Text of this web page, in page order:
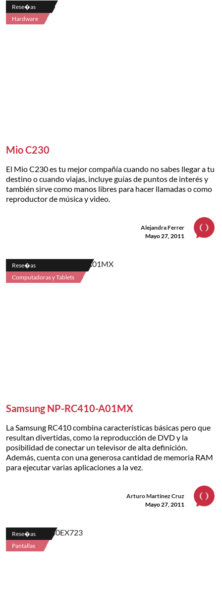
Rese�as
Hardware
Mio C230
El Mio C230 es tu mejor compañía cuando no sabes llegar a tu
destino o cuando viajas, incluye guías de puntos de interés y
también sirve como manos libres para hacer llamadas o como
reproductor de música y video.
Alejandra Ferrer
Mayo 27, 2011
Rese�as
Computadoras y Tablets
Samsung NP-RC410-A01MX
La Samsung RC410 combina características básicas pero que
resultan divertidas, como la reproducción de DVD y la
posibilidad de conectar un televisor de alta definición.
Además, cuenta con una generosa cantidad de memoria RAM
para ejecutar varias aplicaciones a la vez.
Arturo Martínez Cruz
Mayo 27, 2011
Rese�as
Pantallas